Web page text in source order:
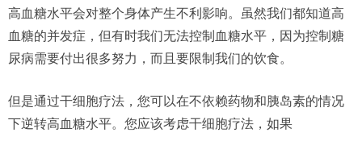
高血糖水平会对整个身体产生不利影响。虽然我们都知道高
血糖的并发症，但有时我们无法控制血糖水平，因为控制糖
尿病需要付出很多努力，而且要限制我们的饮食。
但是通过干细胞疗法，您可以在不依赖药物和胰岛素的情况
下逆转高血糖水平。您应该考虑干细胞疗法，如果